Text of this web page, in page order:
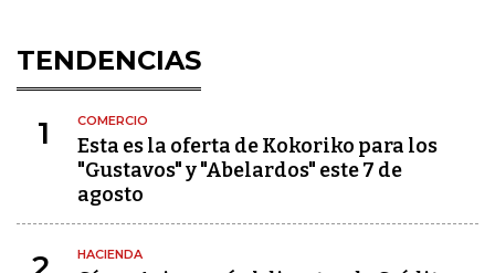
TENDENCIAS
1 COMERCIO
Esta es la oferta de Kokoriko para los
"Gustavos" y "Abelardos" este 7 de
agosto
HACIENDA